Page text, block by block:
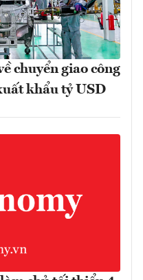
chuyển giao công
khẩu tỷ USD